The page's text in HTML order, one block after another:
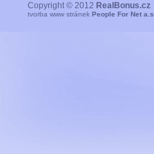
Copyright © 2012 RealBonus.cz
tvorba www stránek People For Net a.s.